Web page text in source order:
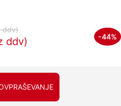
)
ddv) -44%